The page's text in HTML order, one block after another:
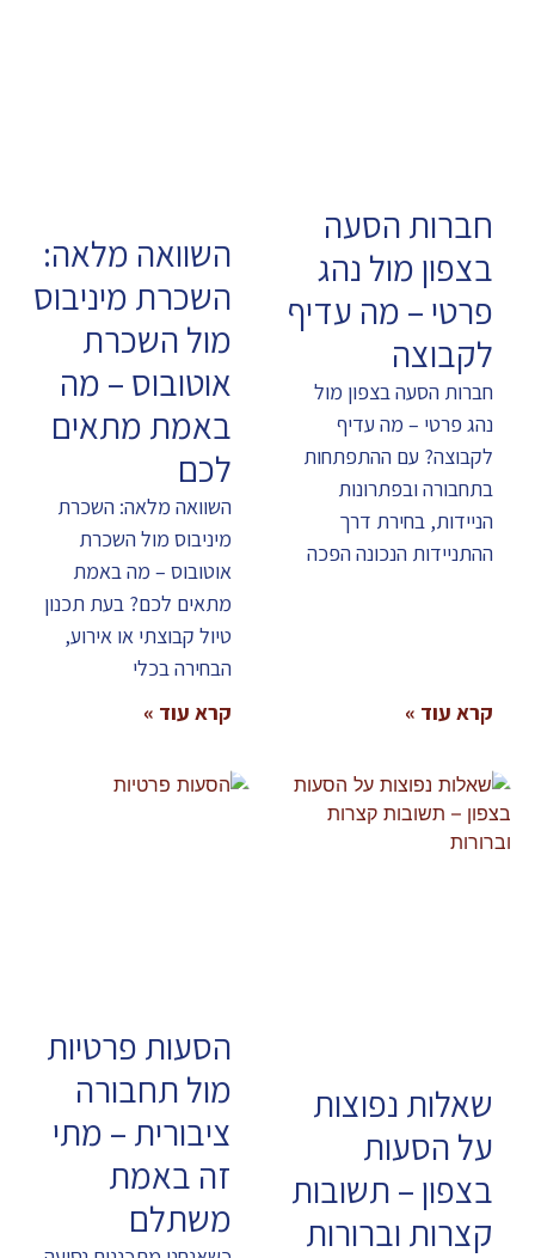
חברות הסעה
בצפון מול נהג
פרטי – מה עדיף
לקבוצה
חברות הסעה בצפון מול
נהג פרטי – מה עדיף
לקבוצה? עם ההתפתחות
בתחבורה ובפתרונות
הניידות, בחירת דרך
ההתניידות הנכונה הפכה
קרא עוד »
השוואה מלאה:
השכרת מיניבוס
מול השכרת
אוטובוס – מה
באמת מתאים
לכם
השוואה מלאה: השכרת
מיניבוס מול השכרת
אוטובוס – מה באמת
מתאים לכם? בעת תכנון
טיול קבוצתי או אירוע,
הבחירה בכלי
קרא עוד »
שאלות נפוצות
על הסעות
בצפון – תשובות
קצרות וברורות
הסעות פרטיות
מול תחבורה
ציבורית – מתי
זה באמת
משתלם